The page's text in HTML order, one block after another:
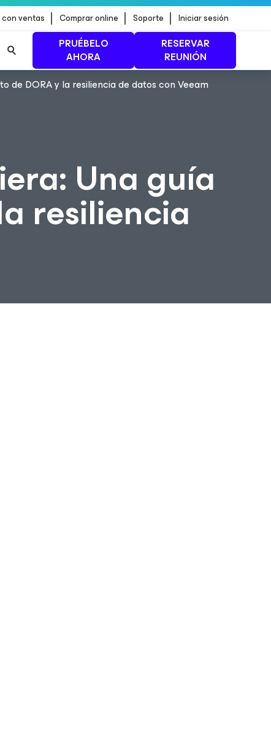
ventas Comprar online Soporte Iniciar sesión
PRUÉBELO
AHORA
RESERVAR
REUNIÓN
de DORA y la resiliencia de datos con Veeam
Una guía
resiliencia